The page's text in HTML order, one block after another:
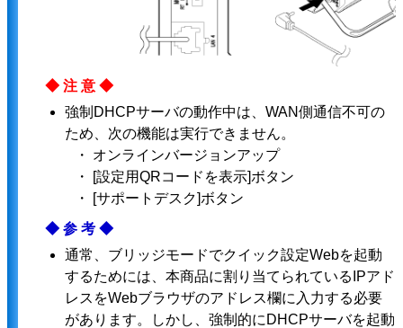
◆注意◆
強制DHCPサーバの動作中は、WAN側通信不可の
ため、次の機能は実行できません。
・ オンラインバージョンアップ
・ [設定用QRコードを表示]ボタン
・ [サポートデスク]ボタン
◆参考◆
通常、ブリッジモードでクイック設定Webを起動
するためには、本商品に割り当てられているIPアド
レスをWebブラウザのアドレス欄に入力する必要
があります。しかし、強制的にDHCPサーバを起動